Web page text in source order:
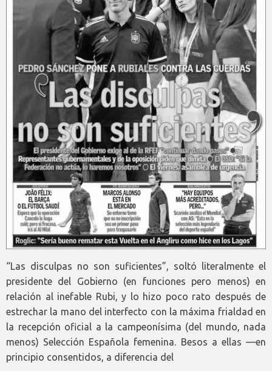
“Las disculpas no son suficientes”, soltó literalmente el
presidente del Gobierno (en funciones pero menos) en
relación al inefable Rubi, y lo hizo poco rato después de
estrechar la mano del interfecto con la máxima frialdad en
la recepción oficial a la campeonísima (del mundo, nada
menos) Selección Española femenina. Besos a ellas —en
principio consentidos, a diferencia del